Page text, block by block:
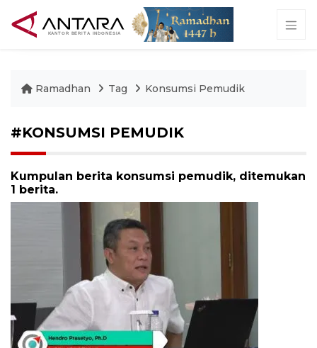
Ramadhan Tag Konsumsi Pemudik
#KONSUMSI PEMUDIK
Kumpulan berita konsumsi pemudik, ditemukan
1 berita.